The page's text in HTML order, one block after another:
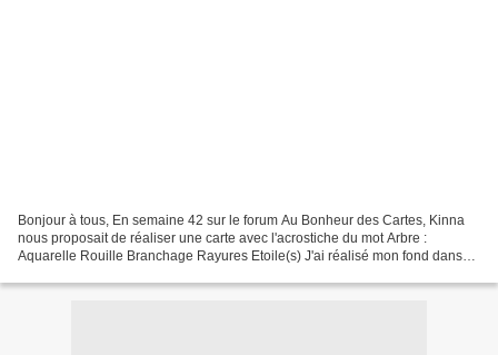
Bonjour à tous, En semaine 42 sur le forum Au Bonheur des Cartes, Kinna
nous proposait de réaliser une carte avec l'acrostiche du mot Arbre :
Aquarelle Rouille Branchage Rayures Etoile(s) J'ai réalisé mon fond dans